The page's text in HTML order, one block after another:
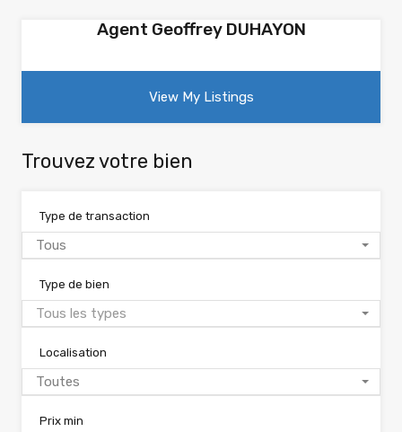
Agent Geoffrey DUHAYON
View My Listings
Trouvez votre bien
Type de transaction
Tous
Type de bien
Tous les types
Localisation
Toutes
Prix min